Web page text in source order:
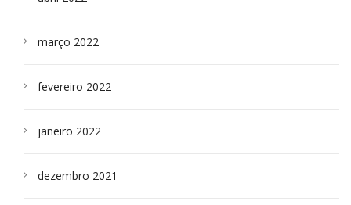
março 2022
fevereiro 2022
janeiro 2022
dezembro 2021